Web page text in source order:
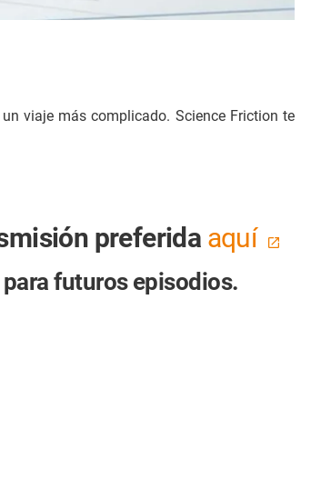
viaje más complicado. Science Friction te
preferida aquí
para futuros episodios.